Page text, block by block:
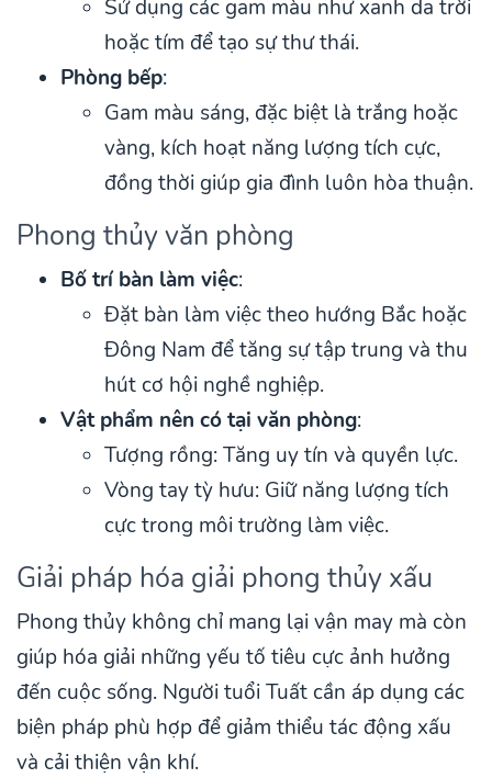
Sử dụng các gam màu như xanh da trời
hoặc tím để tạo sự thư thái.
Phòng bếp:
Gam màu sáng, đặc biệt là trắng hoặc
vàng, kích hoạt năng lượng tích cực,
đồng thời giúp gia đình luôn hòa thuận.
Phong thủy văn phòng
Bố trí bàn làm việc:
Đặt bàn làm việc theo hướng Bắc hoặc
Đông Nam để tăng sự tập trung và thu
hút cơ hội nghề nghiệp.
Vật phẩm nên có tại văn phòng:
Tượng rồng: Tăng uy tín và quyền lực.
Vòng tay tỳ hưu: Giữ năng lượng tích
cực trong môi trường làm việc.
Giải pháp hóa giải phong thủy xấu
Phong thủy không chỉ mang lại vận may mà còn
giúp hóa giải những yếu tố tiêu cực ảnh hưởng
đến cuộc sống. Người tuổi Tuất cần áp dụng các
biện pháp phù hợp để giảm thiểu tác động xấu
và cải thiện vận khí.